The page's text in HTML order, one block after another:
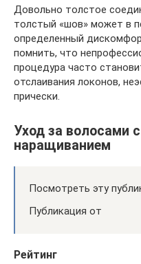
Довольно толстое
толстый «шов» может в
определенный
помнить, что
процедура часто
отслаивания локонов,
прически.
Уход за волосами
наращиванием
Посмотреть эту
Публикация от
Рейтинг